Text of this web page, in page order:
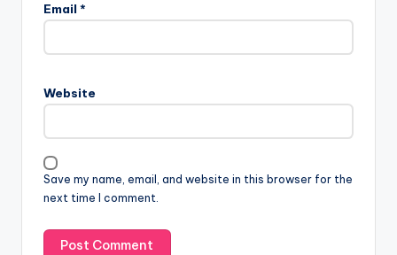
Email *
Website
Save my name, email, and website in this browser for the
next time I comment.